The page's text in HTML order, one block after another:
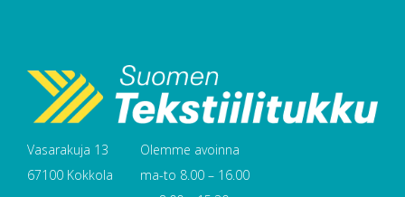
Vasarakuja 13
67100 Kokkola
Olemme avoinna
ma-to 8.00 – 16.00